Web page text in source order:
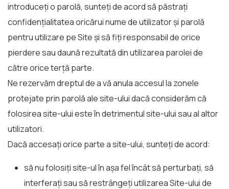
introduceți o parolă, sunteți de acord să păstrați
confidențialitatea oricărui nume de utilizator și parolă
pentru utilizare pe Site și să fiți responsabil de orice
pierdere sau daună rezultată din utilizarea parolei de
către orice terță parte.
Ne rezervăm dreptul de a vă anula accesul la zonele
protejate prin parolă ale site-ului dacă considerăm că
folosirea site-ului este în detrimentul site-ului sau al altor
utilizatori.
Dacă accesați orice parte a site-ului, sunteți de acord:
să nu folosiți site-ul în așa fel încât să perturbați, să
interferați sau să restrângeți utilizarea Site-ului de